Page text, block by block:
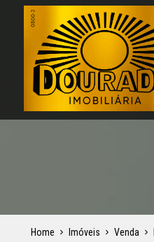
Home Imóveis Venda